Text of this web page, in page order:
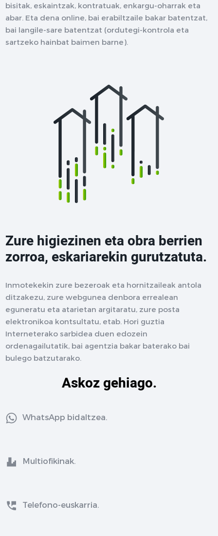
bisitak, eskaintzak, kontratuak, enkargu-oharrak eta
abar. Eta dena online, bai erabiltzaile bakar batentzat,
bai langile-sare batentzat (ordutegi-kontrola eta
sartzeko hainbat baimen barne).
Zure higiezinen eta obra berrien
zorroa, eskariarekin gurutzatuta.
Inmotekekin zure bezeroak eta hornitzaileak antola
ditzakezu, zure webgunea denbora errealean
eguneratu eta atarietan argitaratu, zure posta
elektronikoa kontsultatu, etab. Hori guztia
Interneterako sarbidea duen edozein
ordenagailutatik, bai agentzia bakar baterako bai
bulego batzutarako.
Askoz gehiago.
WhatsApp bidaltzea.
Multiofikinak.
Telefono-euskarria.